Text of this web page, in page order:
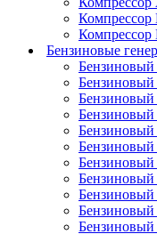
Компрессор
Компрессор
Бензиновые
Бензиновый
Бензиновый
Бензиновый
Бензиновый
Бензиновый
Бензиновый
Бензиновый
Бензиновый
Бензиновый
Бензиновый
Бензиновый